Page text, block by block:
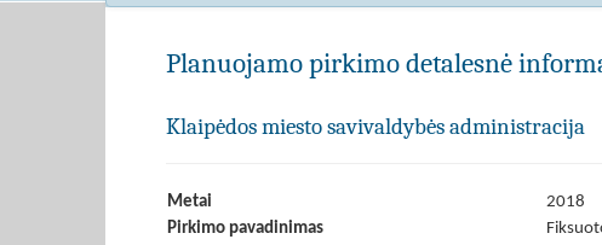
Planuojamo pirkimo detalesnė
Klaipėdos miesto savivaldybės administracija
Metai
2018
Pirkimo pavadinimas